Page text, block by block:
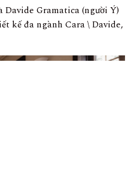
Davide Gramatica (người Ý)
kế đa ngành Cara \ Davide,